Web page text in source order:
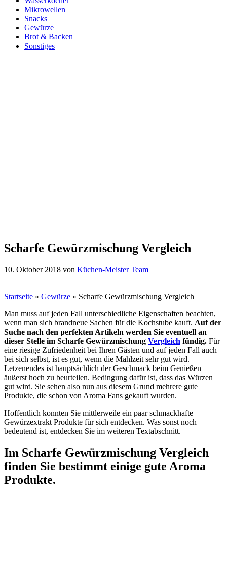
Mikrowellen
Snacks
Gewürze
Brot & Backen
Sonstiges
Scharfe Gewürzmischung Vergleich
10. Oktober 2018 von Küchen-Meister Team
Startseite » Gewürze » Scharfe Gewürzmischung Vergleich
Man muss auf jeden Fall unterschiedliche Eigenschaften beachten,
wenn man sich brandneue Sachen für die Kochstube kauft. Auf der
Suche nach den perfekten Artikeln werden Sie eventuell an
dieser Stelle im Scharfe Gewürzmischung Vergleich fündig. Für
eine riesige Zufriedenheit bei Ihren Gästen und auf jeden Fall auch
bei sich selbst, ist es gut, wenn die Mahlzeit sehr gut wird.
Letzenendes ist hauptsächlich der Geschmack beim Genießen
äußerst hoch zu beurteilen. Bedingung dafür ist, dass das Würzen
gut wird. Sie sehen also nun aus diesem Grund mehrere gute
Produkte, die schon von Aroma Fans gekauft wurden.
Hoffentlich konnten Sie mittlerweile ein paar schmackhafte
Gewürzextrakt Produkte für sich entdecken. Was sonst noch
bedeutend ist, entdecken Sie im weiteren Textabschnitt.
Im Scharfe Gewürzmischung Vergleich
finden Sie bestimmt einige gute Aroma
Produkte.